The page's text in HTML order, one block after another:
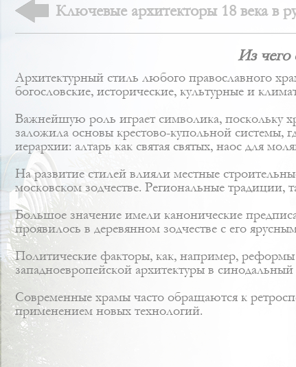
Ключевые архитекторы 18 века в
Из чего
Архитектурный стиль любого православного
богословские, исторические, культурные и
Важнейшую роль играет символика, поскольку
заложила основы крестово-купольной системы,
иерархии: алтарь как святая святых, наос для
На развитие стилей влияли местные
московском зодчестве. Региональные
Большое значение имели канонические
проявилось в деревянном зодчестве с его
Политические факторы, как, например, реформы
западноевропейской архитектуры в
Современные храмы часто обращаются к
применением новых технологий.